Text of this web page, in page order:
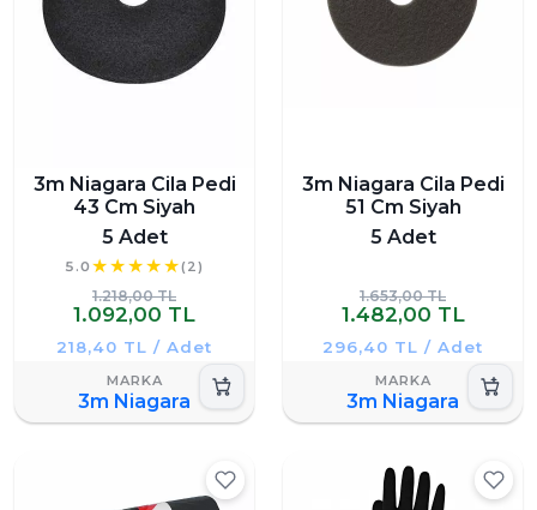
3m Niagara Cila Pedi
43 Cm Siyah
5 Adet
5.0 (2)
1.218,00 TL
1.092,00 TL
218,40 TL / Adet
3m Niagara
3m Niagara Cila Pedi
51 Cm Siyah
5 Adet
1.653,00 TL
1.482,00 TL
296,40 TL / Adet
3m Niagara